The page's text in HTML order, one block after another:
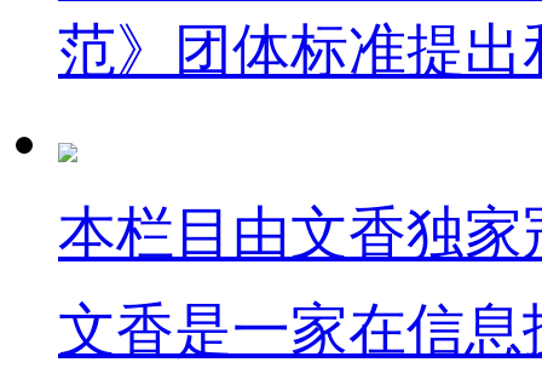
范》团体标准提
本栏目由文香独家
文香是一家在信